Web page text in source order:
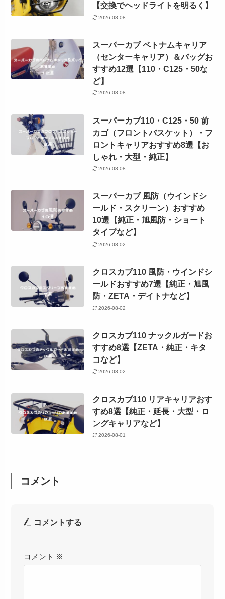
【交換でヘッドライトを明るく】
2026-08-08
スーパーカブ ベトナムキャリア
（センターキャリア）＆バッグお
すすめ12選【110・C125・50な
ど】
2026-08-08
スーパーカブ110・C125・50 前
カゴ（フロントバスケット）・フ
ロントキャリアおすすめ8選【お
しゃれ・大型・純正】
2026-08-08
スーパーカブ 風防（ウインドシ
ールド・スクリーン）おすすめ
10選【純正・旭風防・ショート
タイプなど】
2026-08-02
クロスカブ110 風防・ウインドシ
ールドおすすめ7選【純正・旭風
防・ZETA・デイトナなど】
2026-08-02
クロスカブ110 ナックルガードお
すすめ8選【ZETA・純正・キタ
コなど】
2026-08-02
クロスカブ110 リアキャリアおす
すめ8選【純正・延長・大型・ロ
ングキャリアなど】
2026-08-01
コメント
コメントする
コメント ※